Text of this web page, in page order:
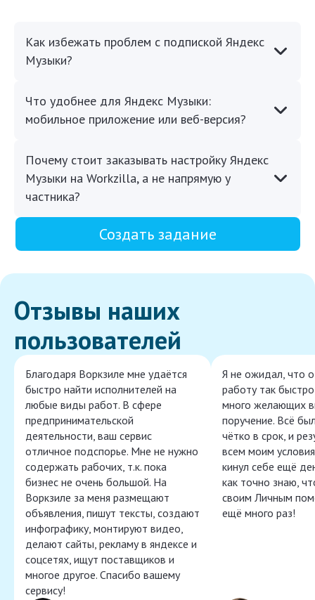
Как избежать проблем с подпиской Яндекс
Музыки?
Что удобнее для Яндекс Музыки:
мобильное приложение или веб-версия?
Почему стоит заказывать настройку Яндекс
Музыки на Workzilla, а не напрямую у
частника?
Создать задание
Отзывы наших
пользователей
Благодаря Воркзиле мне удаётся
быстро найти исполнителей на
любые виды работ. В сфере
предпринимательской
деятельности, ваш сервис
отличное подспорье. Мне не нужно
содержать рабочих, т.к. пока
бизнес не очень большой. На
Воркзиле за меня размещают
объявления, пишут тексты, создают
инфографику, монтируют видео,
делают сайты, рекламу в яндексе и
соцсетях, ищут поставщиков и
многое другое. Спасибо вашему
сервису!
Я не ожидал, что
работу так
много желающих
поручение. Всё
чётко в срок, и
всем моим
кинул себе ещё
как точно знаю,
своим Личным
ещё много раз!